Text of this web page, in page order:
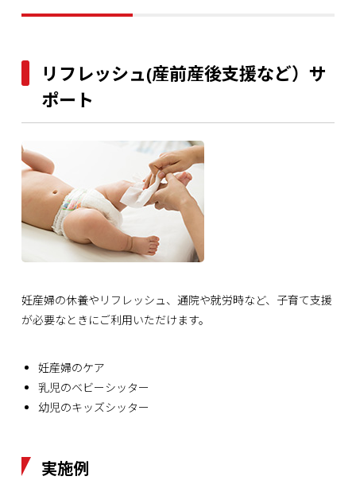
リフレッシュ(産前産後支援など）サ
ポート
妊産婦の休養やリフレッシュ、通院や就労時など、子育て支援
が必要なときにご利用いただけます。
妊産婦のケア
乳児のベビーシッター
幼児のキッズシッター
実施例